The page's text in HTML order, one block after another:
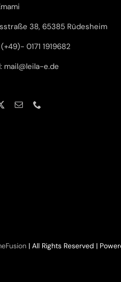
38, 65385 Rüdesheim
0171 1919682
mail@leila-e.de
| All Rights Reserved |